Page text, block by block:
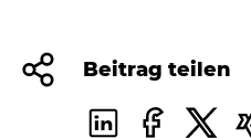
Beitrag teilen